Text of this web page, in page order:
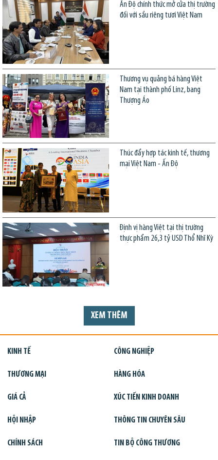
Ấn Độ chính thức mở cửa thị trường
đối với sầu riêng tươi Việt Nam
Thương vụ quảng bá hàng Việt
Nam tại thành phố Linz, bang
Thượng Áo
Thúc đẩy hợp tác kinh tế, thương
mại Việt Nam - Ấn Độ
Định vị hàng Việt tại thị trường
thực phẩm 26,3 tỷ USD Thổ Nhĩ Kỳ
XEM THÊM
KINH TẾ CÔNG NGHIỆP
THƯƠNG MẠI HÀNG HÓA
GIÁ CẢ XÚC TIẾN KINH DOANH
HỘI NHẬP THÔNG TIN CHUYÊN SÂU
CHÍNH SÁCH TIN BỘ CÔNG THƯƠNG